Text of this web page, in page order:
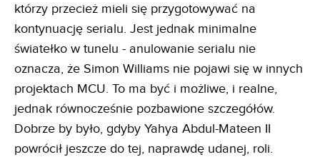
którzy przecież mieli się przygotowywać na
kontynuację serialu. Jest jednak minimalne
światełko w tunelu - anulowanie serialu nie
oznacza, że Simon Williams nie pojawi się w innych
projektach MCU. To ma być i możliwe, i realne,
jednak równocześnie pozbawione szczegółów.
Dobrze by było, gdyby Yahya Abdul-Mateen II
powrócił jeszcze do tej, naprawdę udanej, roli.